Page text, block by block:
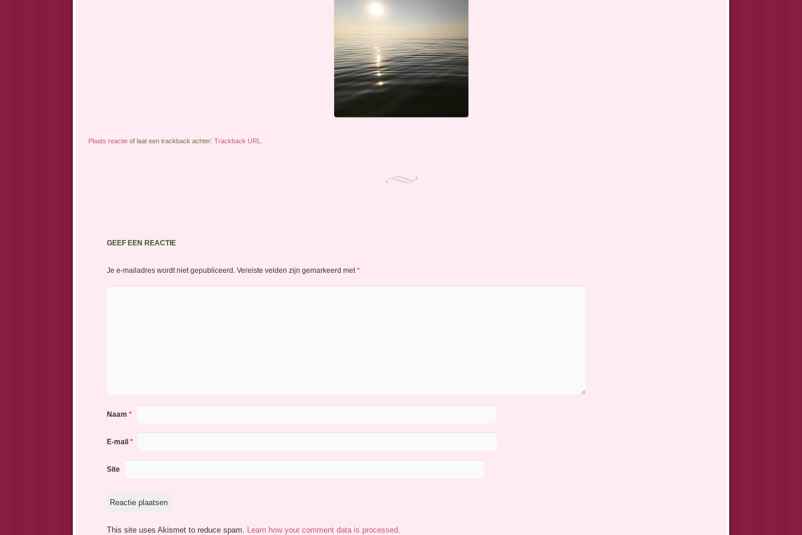
Plaats reactieof laat een trackback achter: Trackback URL
GEEF EEN REACTIE
Je e-mailadres wordt niet gepubliceerd. Vereiste velden zijn gemarkeerd met *
Naam *
E-mail *
Site
This site uses Akismet to reduce spam. Learn how your comment data is processed.